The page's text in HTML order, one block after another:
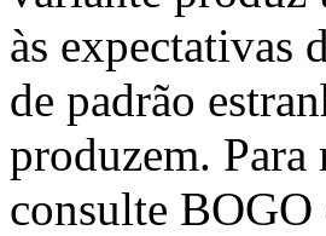
às expectativas
de padrão
produzem. Para
consulte BOGO